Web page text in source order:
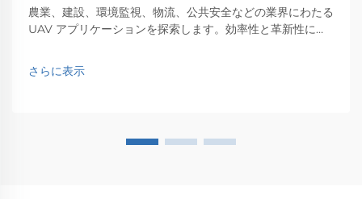
農業、建設、環境監視、物流、公共安全などの業界にわたる
UAV アプリケーションを探索します。効率性と革新性に与
さらに表示